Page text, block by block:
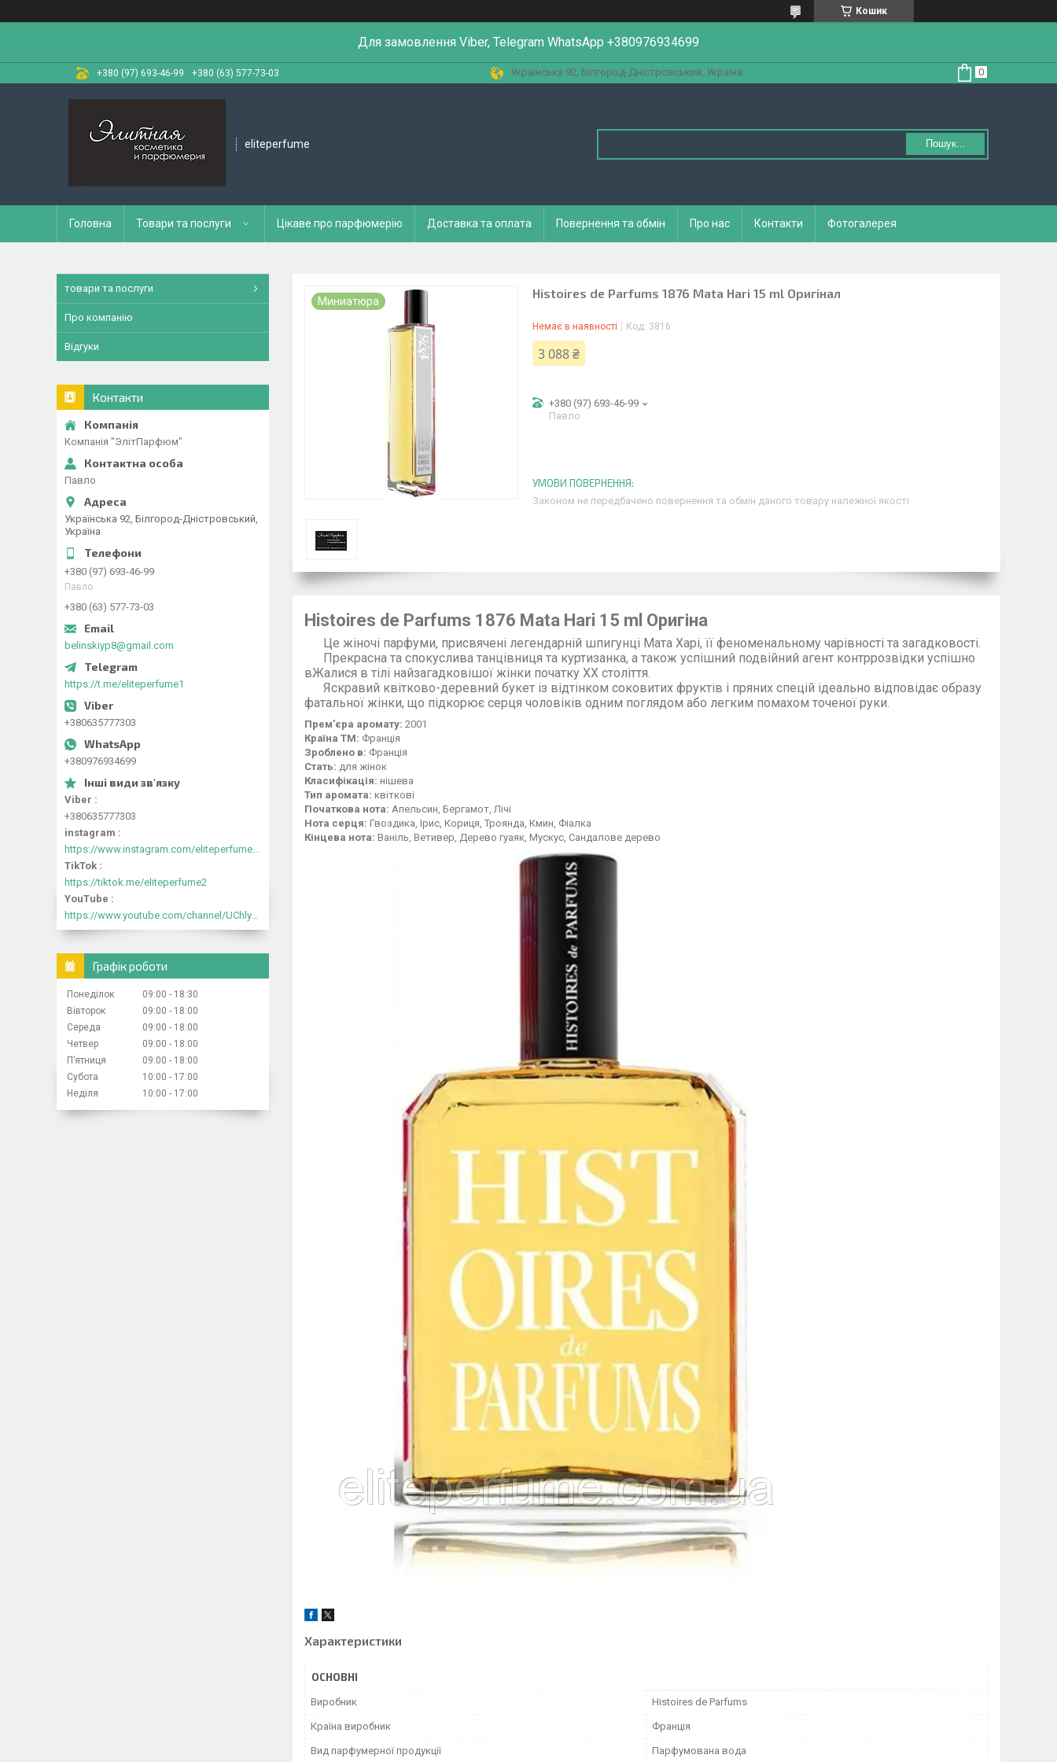
Кошик
Для замовлення Viber, Telegram WhatsApp +380976934699
+380 (97) 693-46-99 +380 (63) 577-73-03 Українська 92, Білгород-Дністровський, Україна
eliteperfume Пошук...
Головна Товари та послуги Цікаве про парфюмерію Доставка та оплата Повернення та обмін Про нас Контакти Фотогалерея
Миниатюра
Histoires de Parfums 1876 Mata Hari 15 ml Оригінал
Немає в наявності Код: 3816
3 088 ₴
+380 (97) 693-46-99
Павло
Законом не передбачено повернення та обмін даного товару належної якості
Histoires de Parfums 1876 Mata Hari 15 ml Оригіна
Це жіночі парфуми, присвячені легендарній шпигунці Мата Харі, її феноменальному чарівності та загадковості.
Прекрасна та спокуслива танцівниця та куртизанка, а також успішний подвійний агент контррозвідки успішно
вЖалися в тілі найзагадковішої жінки початку XX століття.
Яскравий квітково-деревний букет із відтінком соковитих фруктів і пряних спецій ідеально відповідає образу
фатальної жінки, що підкорює серця чоловіків одним поглядом або легким помахом точеної руки.
Прем'єра аромату: 2001
Країна ТМ: Франція
Зроблено в: Франція
Стать: для жінок
Класифікація: нішева
Тип аромата: квіткові
Початкова нота: Апельсин, Бергамот, Лічі
Нота серця: Гвоздика, Ірис, Кориця, Троянда, Кмин, Фіалка
Кінцева нота: Ваніль, Ветивер, Дерево гуаяк, Мускус, Сандалове дерево
Характеристики
ОСНОВНІ
Виробник Histoires de Parfums
Країна виробник Франція
Вид парфумерної продукції Парфумована вода
товари та послуги
Про компанію
Відгуки
Контакти
Компанія "ЭлітПарфюм"
Павло
Українська 92, Білгород-Дністровський,
Україна
+380 (97) 693-46-99
Павло
+380 (63) 577-73-03
belinskiyp8@gmail.com
https://t.me/eliteperfume1
+380635777303
+380976934699
Viber
+380635777303
instagram
https://www.instagram.com/eliteperfume2030/
TikTok
https://tiktok.me/eliteperfume2
YouTube
https://www.youtube.com/channel/UChlyrHV155UsxbND9N3hYJA
Графік роботи
Понеділок 09:00
18:30
Вівторок
09:00
18:00
Середа
09:00
18:00
Четвер
09:00
18:00
Пʼятниця
09:00
18:00
Субота
10:00
17:00
Неділя
10:00 17:00